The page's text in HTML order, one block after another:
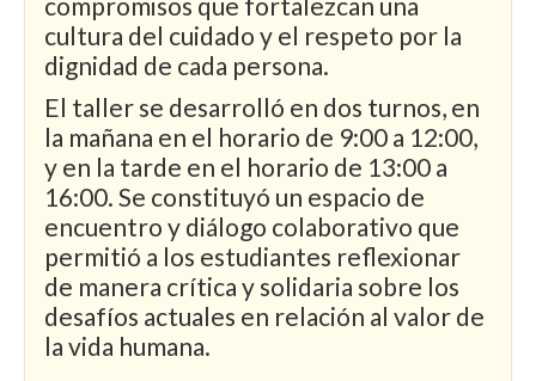
cultura del cuidado y el respeto por la
dignidad de cada persona.
El taller se desarrolló en dos turnos, en
la mañana en el horario de 9:00 a 12:00,
y en la tarde en el horario de 13:00 a
16:00. Se constituyó un espacio de
encuentro y diálogo colaborativo que
permitió a los estudiantes reflexionar
de manera crítica y solidaria sobre los
desafíos actuales en relación al valor de
la vida humana.